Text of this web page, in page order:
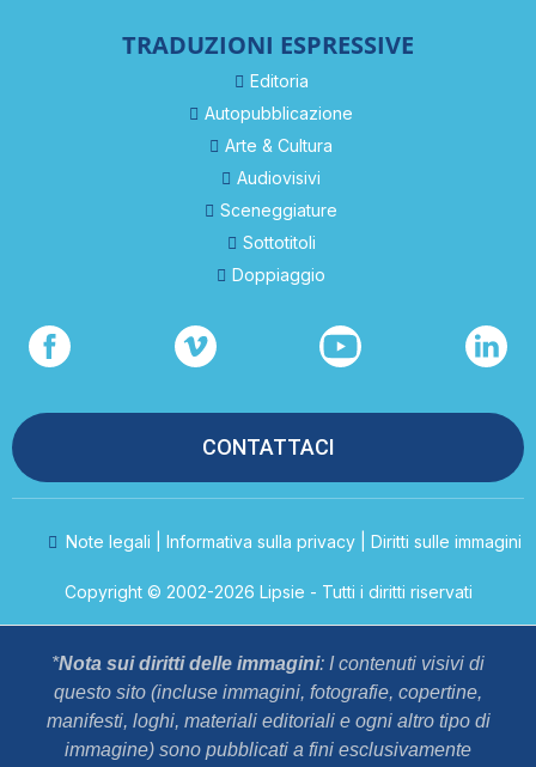
TRADUZIONI ESPRESSIVE
Editoria
Autopubblicazione
Arte & Cultura
Audiovisivi
Sceneggiature
Sottotitoli
Doppiaggio
CONTATTACI
Copyright © 2002-2026 Lipsie - Tutti i diritti riservati
Note legali | Informativa sulla privacy | Diritti sulle immagini
*Nota sui diritti delle immagini: I contenuti visivi di
questo sito (incluse immagini, fotografie, copertine,
manifesti, loghi, materiali editoriali e ogni altro tipo di
immagine) sono pubblicati a fini esclusivamente